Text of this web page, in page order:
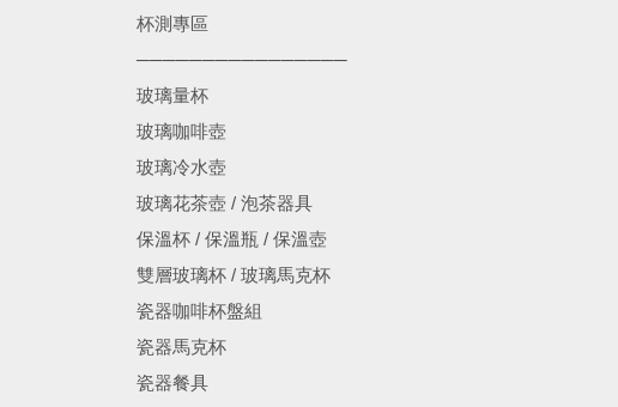
杯測專區
────────────────
玻璃量杯
玻璃咖啡壺
玻璃冷水壺
玻璃花茶壺 / 泡茶器具
保溫杯 / 保溫瓶 / 保溫壺
雙層玻璃杯 / 玻璃馬克杯
瓷器咖啡杯盤組
瓷器馬克杯
瓷器餐具